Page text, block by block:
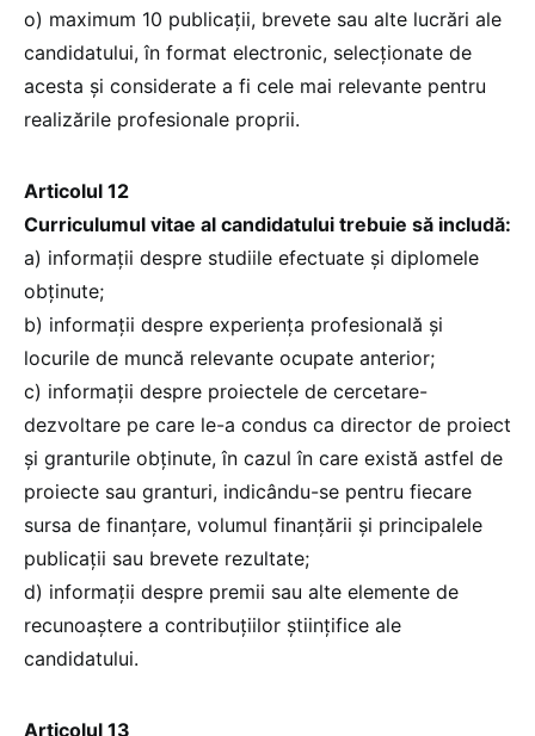
o) maximum 10 publicații, brevete sau alte lucrări ale
candidatului, în format electronic, selecționate de
acesta și considerate a fi cele mai relevante pentru
realizările profesionale proprii.
Articolul 12
Curriculumul vitae al candidatului trebuie să includă:
a) informații despre studiile efectuate și diplomele
obținute;
b) informații despre experiența profesională și
locurile de muncă relevante ocupate anterior;
c) informații despre proiectele de cercetare-
dezvoltare pe care le-a condus ca director de proiect
și granturile obținute, în cazul în care există astfel de
proiecte sau granturi, indicându-se pentru fiecare
sursa de finanțare, volumul finanțării și principalele
publicații sau brevete rezultate;
d) informații despre premii sau alte elemente de
recunoaștere a contribuțiilor științifice ale
candidatului.
Articolul 13